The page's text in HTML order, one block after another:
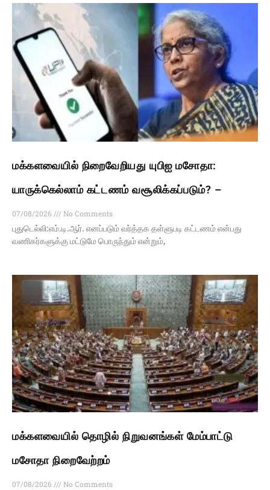
மக்களவையில் நிறைவேறியது யுபிஐ மசோதா:
யாருக்கெல்லாம் கட்டணம் வசூலிக்கப்படும்? –
07/08/2026
No Comments
புதுடெல்லி:எம்.டி.ஆர். எனப்படும் வர்த்தக தள்ளுபடி கட்டணம் என்பது
வணிகர்களுக்கு மட்டுமே பொருந்தும் என்றும்,
மக்களவையில் தொழில் நிறுவனங்கள் மேம்பாட்டு
மசோதா நிறைவேற்றம்
07/08/2026
No Comments